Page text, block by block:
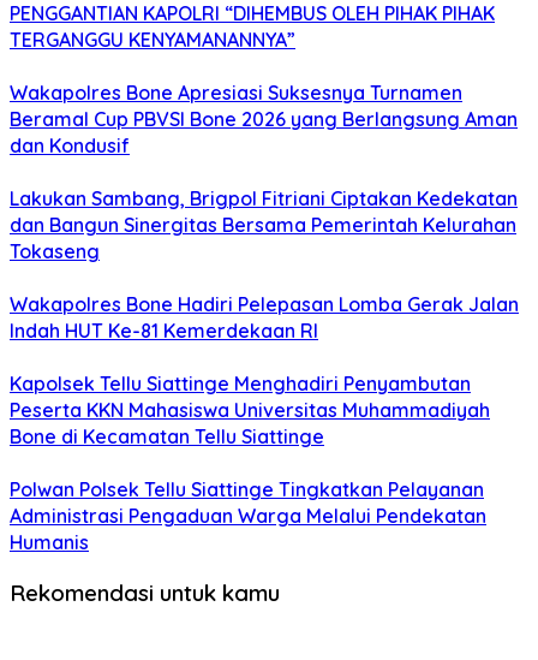
PENGGANTIAN KAPOLRI “DIHEMBUS OLEH PIHAK PIHAK
TERGANGGU KENYAMANANNYA”
Wakapolres Bone Apresiasi Suksesnya Turnamen
Beramal Cup PBVSI Bone 2026 yang Berlangsung Aman
dan Kondusif
Lakukan Sambang, Brigpol Fitriani Ciptakan Kedekatan
dan Bangun Sinergitas Bersama Pemerintah Kelurahan
Tokaseng
Wakapolres Bone Hadiri Pelepasan Lomba Gerak Jalan
Indah HUT Ke-81 Kemerdekaan RI
Kapolsek Tellu Siattinge Menghadiri Penyambutan
Peserta KKN Mahasiswa Universitas Muhammadiyah
Bone di Kecamatan Tellu Siattinge
Polwan Polsek Tellu Siattinge Tingkatkan Pelayanan
Administrasi Pengaduan Warga Melalui Pendekatan
Humanis
Rekomendasi untuk kamu